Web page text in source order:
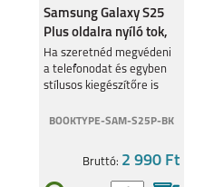
A52S A22 5G
Samsung Galaxy S25
Plus oldalra nyíló tok,
Fekete
Ha szeretnéd megvédeni
a telefonodat és egyben
stílusos kiegészítőre is
BOOKTYPE-SAM-S25P-BK
Bruttó: 2 990 Ft